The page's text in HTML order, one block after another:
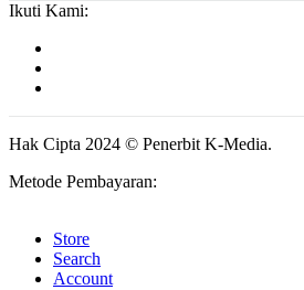
Ikuti Kami:
Hak Cipta 2024 © Penerbit K-Media.
Metode Pembayaran:
Store
Search
Account